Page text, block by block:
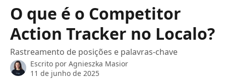
O que é o Competitor
Action Tracker no Localo?
Rastreamento de posições e palavras-chave
Escrito por Agnieszka Masior
11 de junho de 2025